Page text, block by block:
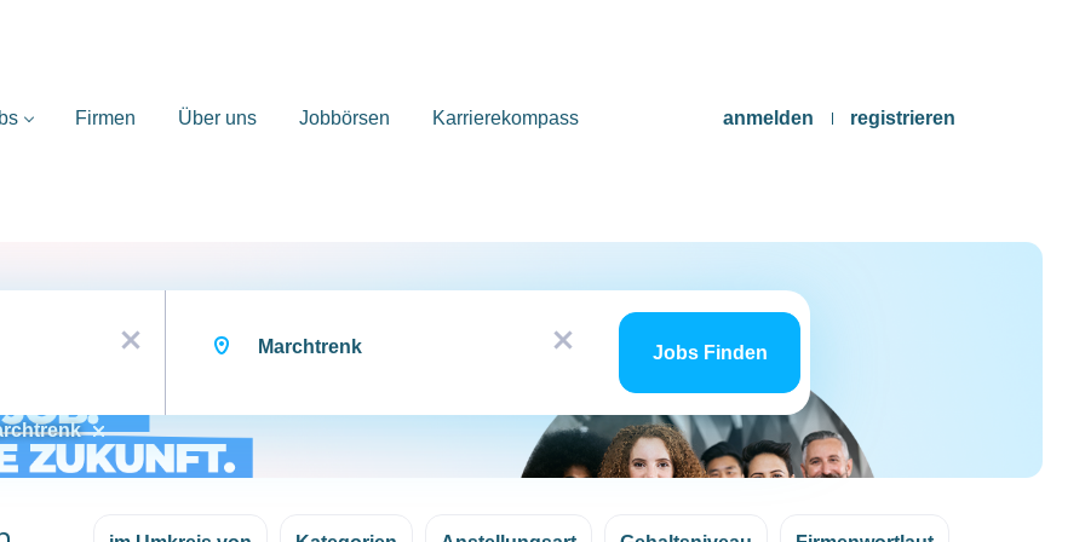
anmelden registrieren
Firmen Über uns Jobbörsen Karrierekompass
x
x
Jobs
findenJobs Finden